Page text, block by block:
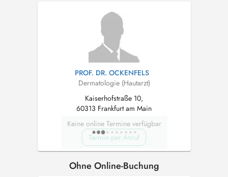
PROF. DR. OCKENFELS
Dermatologie (Hautarzt)
Kaiserhofstraße 10,
60313 Frankfurt am Main
Keine online Termine verfügbar
Termin per Anruf
Ohne Online-Buchung